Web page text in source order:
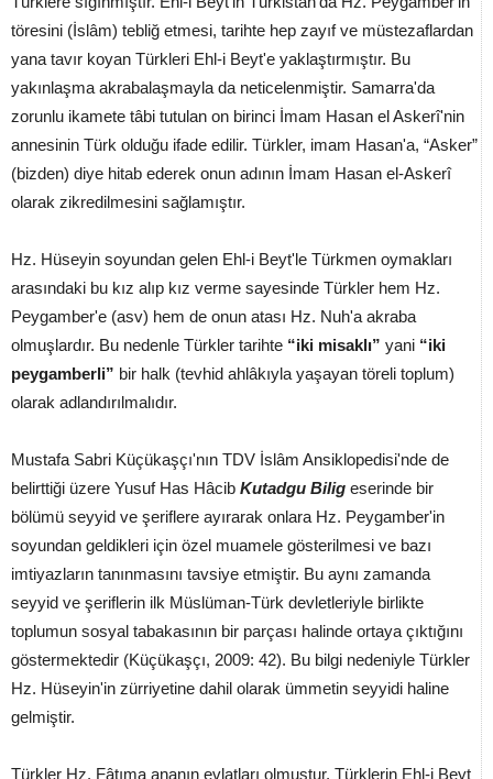
töresini (İslâm) tebliğ etmesi, tarihte hep zayıf ve müstezaflardan
yana tavır koyan Türkleri Ehl-i Beyt'e yaklaştırmıştır. Bu
yakınlaşma akrabalaşmayla da neticelenmiştir. Samarra'da
zorunlu ikamete tâbi tutulan on birinci İmam Hasan el Askerî'nin
annesinin Türk olduğu ifade edilir. Türkler, imam Hasan'a, “Asker”
(bizden) diye hitab ederek onun adının İmam Hasan el-Askerî
olarak zikredilmesini sağlamıştır.
Hz. Hüseyin soyundan gelen Ehl-i Beyt'le Türkmen oymakları
arasındaki bu kız alıp kız verme sayesinde Türkler hem Hz.
Peygamber'e (asv) hem de onun atası Hz. Nuh'a akraba
olmuşlardır. Bu nedenle Türkler tarihte “iki misaklı” yani “iki
peygamberli” bir halk (tevhid ahlâkıyla yaşayan töreli toplum)
olarak adlandırılmalıdır.
Mustafa Sabri Küçükaşçı'nın TDV İslâm Ansiklopedisi'nde de
belirttiği üzere Yusuf Has Hâcib Kutadgu Bilig eserinde bir
bölümü seyyid ve şeriflere ayırarak onlara Hz. Peygamber'in
soyundan geldikleri için özel muamele gösterilmesi ve bazı
imtiyazların tanınmasını tavsiye etmiştir. Bu aynı zamanda
seyyid ve şeriflerin ilk Müslüman-Türk devletleriyle birlikte
toplumun sosyal tabakasının bir parçası halinde ortaya çıktığını
göstermektedir (Küçükaşçı, 2009: 42). Bu bilgi nedeniyle Türkler
Hz. Hüseyin'in zürriyetine dahil olarak ümmetin seyyidi haline
gelmiştir.
Türkler Hz. Fâtıma ananın evlatları olmuştur. Türklerin Ehl-i Beyt